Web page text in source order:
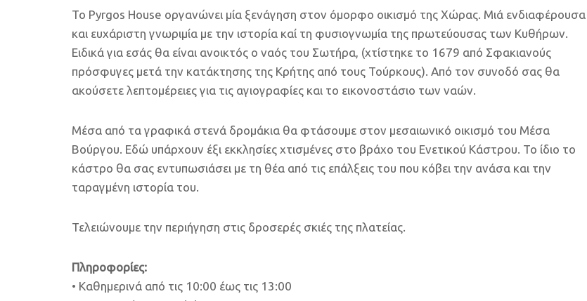
Το Pyrgos House οργανώνει μία ξενάγηση στον όμορφο οικισμό της Χώρας. Μιά ενδιαφέρουσα
και ευχάριστη γνωριμία με την ιστορία καί τη φυσιογνωμία της πρωτεύουσας των Κυθήρων.
Ειδικά για εσάς θα είναι ανοικτός ο ναός του Σωτήρα, (χτίστηκε το 1679 από Σφακιανούς
πρόσφυγες μετά την κατάκτησης της Κρήτης από τους Τούρκους). Από τον συνοδό σας θα
ακούσετε λεπτομέρειες για τις αγιογραφίες και τo εικονοστάσιο των ναών.
Μέσα από τα γραφικά στενά δρομάκια θα φτάσουμε στον μεσαιωνικό οικισμό του Μέσα
Βούργου. Εδώ υπάρχουν έξι εκκλησίες χτισμένες στο βράχο του Ενετικού Κάστρου. Το ίδιο το
κάστρο θα σας εντυπωσιάσει με τη θέα από τις επάλξεις του που κόβει την ανάσα και την
ταραγμένη ιστορία του.
Τελειώνουμε την περιήγηση στις δροσερές σκιές της πλατείας.
Πληροφορίες:
• Καθημερινά από τις 10:00 έως τις 13:00